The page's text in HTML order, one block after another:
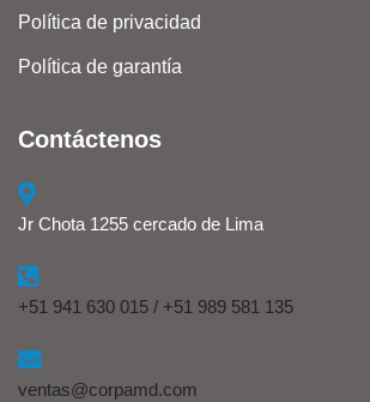
Política de privacidad
Política de garantía
Contáctenos
Jr Chota 1255 cercado de Lima
+51 941 630 015 / +51 989 581 135
ventas@corpamd.com